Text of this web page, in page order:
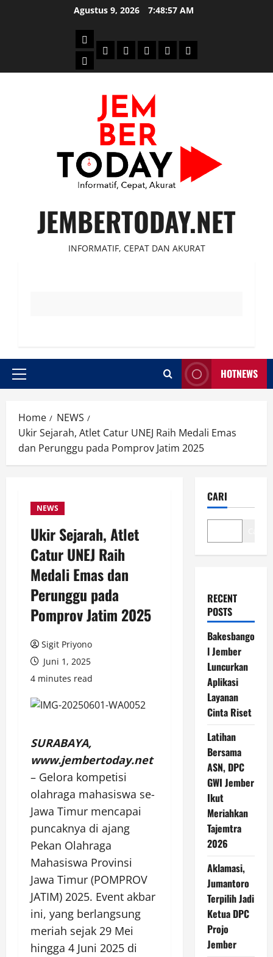
Agustus 9, 2026 7:48:58 AM
Beranda
News
PolitikOtomotifEkonomiSosialtentang
JEMBERTODAY.NET
INFORMATIF, CEPAT DAN AKURAT
Primary
HOTNEWS
Home
NEWS
Ukir Sejarah, Atlet Catur UNEJ Raih Medali Emas
dan Perunggu pada Pomprov Jatim 2025
NEWS
Ukir Sejarah, Atlet
Catur UNEJ Raih
Medali Emas dan
Perunggu pada
Pomprov Jatim 2025
Sigit Priyono
Juni 1, 2025
4 minutes read
SURABAYA,
www.jembertoday.net
– Gelora kompetisi
olahraga mahasiswa se-
Jawa Timur mencapai
puncaknya di ajang
Pekan Olahraga
Mahasiswa Provinsi
Jawa Timur (POMPROV
JATIM) 2025. Event akbar
ini, yang berlangsung
meriah sejak 29 Mei
hingga 4 Juni 2025 di
CARI
RECENT
POSTS
Bakesbango
l Jember
Luncurkan
Aplikasi
Layanan
Cinta Riset
Latihan
Bersama
ASN, DPC
GWI Jember
Ikut
Meriahkan
Tajemtra
2026
Aklamasi,
Jumantoro
Terpilih Jadi
Ketua DPC
Projo
Jember